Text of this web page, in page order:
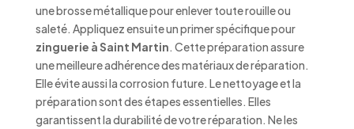
une brosse métallique pour enlever toute rouille ou
saleté. Appliquez ensuite un primer spécifique pour
zinguerie à Saint Martin. Cette préparation assure
une meilleure adhérence des matériaux de réparation.
Elle évite aussi la corrosion future. Le nettoyage et la
préparation sont des étapes essentielles. Elles
garantissent la durabilité de votre réparation. Ne les